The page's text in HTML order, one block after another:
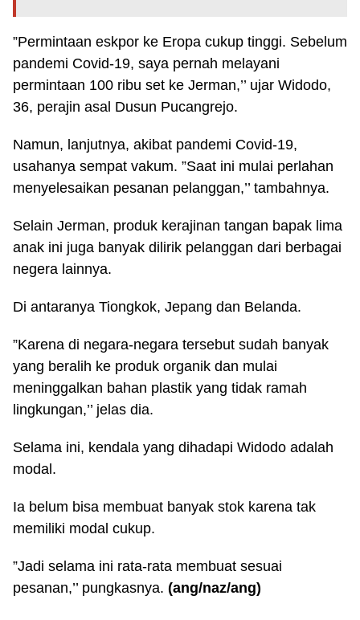
”Permintaan eskpor ke Eropa cukup tinggi. Sebelum
pandemi Covid-19, saya pernah melayani
permintaan 100 ribu set ke Jerman,’’ ujar Widodo,
36, perajin asal Dusun Pucangrejo.
Namun, lanjutnya, akibat pandemi Covid-19,
usahanya sempat vakum. ”Saat ini mulai perlahan
menyelesaikan pesanan pelanggan,’’ tambahnya.
Selain Jerman, produk kerajinan tangan bapak lima
anak ini juga banyak dilirik pelanggan dari berbagai
negera lainnya.
Di antaranya Tiongkok, Jepang dan Belanda.
”Karena di negara-negara tersebut sudah banyak
yang beralih ke produk organik dan mulai
meninggalkan bahan plastik yang tidak ramah
lingkungan,’’ jelas dia.
Selama ini, kendala yang dihadapi Widodo adalah
modal.
Ia belum bisa membuat banyak stok karena tak
memiliki modal cukup.
”Jadi selama ini rata-rata membuat sesuai
pesanan,’’ pungkasnya. (ang/naz/ang)